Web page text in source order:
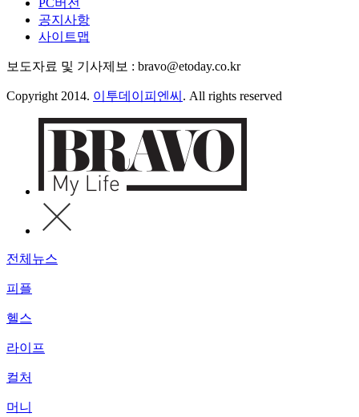
PC버전
공지사항
사이트맵
보도자료 및 기사제보 : bravo@etoday.co.kr
Copyright 2014. 이투데이피엔씨 . All rights reserved
전체뉴스
피플
헬스
라이프
컬처
머니